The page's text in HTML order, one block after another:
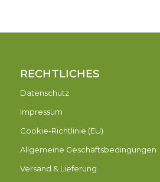
RECHTLICHES
Datenschutz
Impressum
Cookie-Richtlinie (EU)
Allgemeine Geschäftsbedingungen
Versand & Lieferung